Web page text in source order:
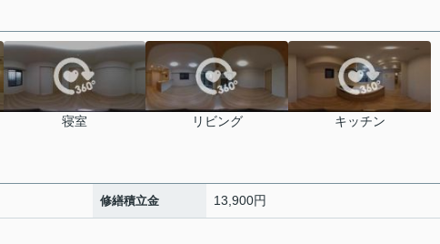
寝室 リビング キッチン
修繕積立金 13,900円